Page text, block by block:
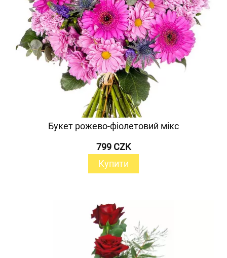
Букет рожево-фіолетовий мікс
799 CZK
Купити